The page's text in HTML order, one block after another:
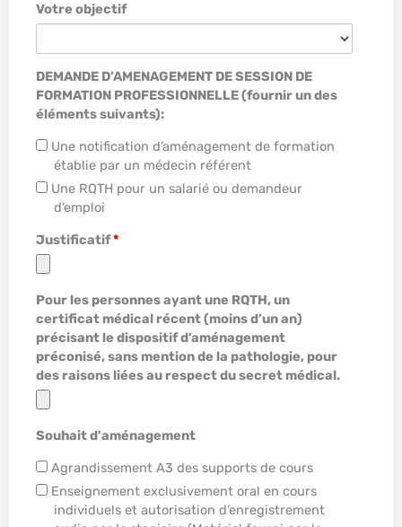
Votre objectif
DEMANDE D’AMENAGEMENT DE SESSION DE
FORMATION PROFESSIONNELLE (fournir un des
éléments suivants):
Une notification d’aménagement de formation
établie par un médecin référent
Une RQTH pour un salarié ou demandeur
d’emploi
Justificatif*
Pour les personnes ayant une RQTH, un
certificat médical récent (moins d’un an)
précisant le dispositif d’aménagement
préconisé, sans mention de la pathologie, pour
des raisons liées au respect du secret médical.
Souhait d'aménagement
Agrandissement A3 des supports de cours
Enseignement exclusivement oral en cours
individuels et autorisation d’enregistrement